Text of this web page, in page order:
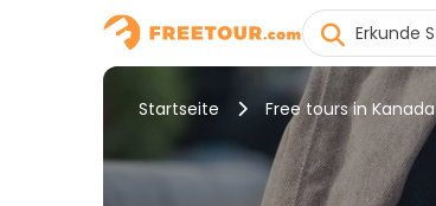
Startseite Free tours in Kanada